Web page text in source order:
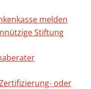
melden
Stiftung
oder